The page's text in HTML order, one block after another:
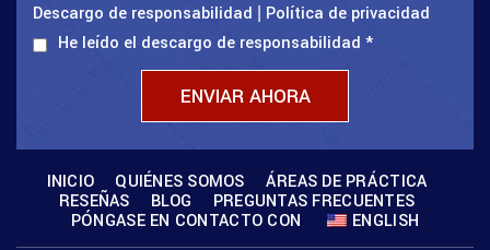
Descargo de responsabilidad
Política de privacidad
He leído el descargo de responsabilidad *
INICIO QUIÉNES SOMOS
ÁREAS DE PRÁCTICA
RESEÑAS
BLOG
PREGUNTAS FRECUENTES
PÓNGASE EN CONTACTO CON
ENGLISH